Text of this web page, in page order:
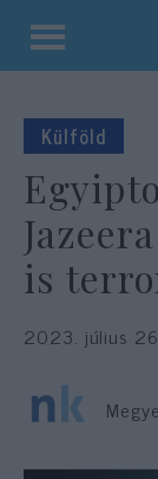
Kilépés
tartalomba
Külföld
is
2023. július